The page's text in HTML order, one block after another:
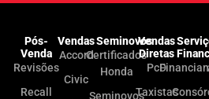
Pós-
Venda
Revisões
Recall
Vendas
Accord
Civic
Seminovos
Certificados
Honda
Seminovos
Vendas
Diretas
PcD
Taxistas